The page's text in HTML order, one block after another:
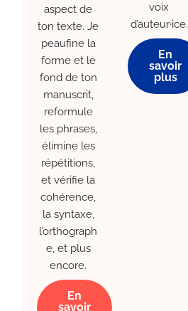
aspect de
ton texte. Je
peaufine la
forme et le
fond de ton
manuscrit,
reformule
les phrases,
élimine les
répétitions,
et vérifie la
cohérence,
la syntaxe,
l’orthograph
e, et plus
encore.
En
savoir
voix
d’auteur·ice.
En
savoir
plus